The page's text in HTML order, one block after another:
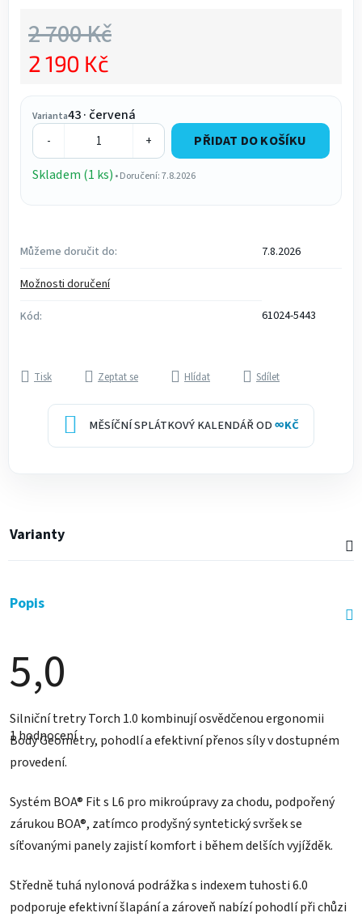
Varianta43 · červená
- +
PŘIDAT DO KOŠÍKU
Skladem (1 ks) • Doručení: 7.8.2026
Můžeme doručit do:
7.8.2026
Možnosti doručení
Kód:
61024-5443
2 700 Kč
2 190 Kč
Tisk Zeptat se Hlídat Sdílet
MĚSÍČNÍ SPLÁTKOVÝ KALENDÁŘ OD∞KČ
Varianty
Popis
5,0
Průměrné
hodnocení
produktu
5,0
hvězdiček.
1 hodnocení
Silniční tretry Torch 1.0 kombinují osvědčenou ergonomii
Body Geometry, pohodlí a efektivní přenos síly v dostupném
provedení.
Systém BOA® Fit s L6 pro mikroúpravy za chodu, podpořený
zárukou BOA®, zatímco prodyšný syntetický svršek se
síťovanými panely zajistí komfort i během delších vyjížděk.
Středně tuhá nylonová podrážka s indexem tuhosti 6.0
podporuje efektivní šlapání a zároveň nabízí pohodlí při chůzi